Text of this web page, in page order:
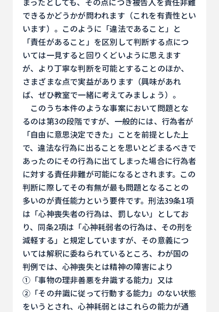
できるかどうかが問われます（これを有責性とい
います）。このように「違法であること」と
「責任があること」を区別して判断する点につ
いては一見すると回りくどいように思えます
が、より丁寧な判断を可能とすることのほか、
さまざまな点で実益があります（興味があれ
ば、ぜひ教室で一緒に考えてみましょう）。
このうち本件のような事案において問題とな
るのは第3の段階ですが、一般的には、行為者が
「自由に意思決定できた」ことを前提とした上
で、違法な行為に出ることを思いとどまるべきで
あったのにその行為に出てしまった場合に行為者
に対する責任非難が可能になるとされます。この
判断に際してその有無が最も問題となることの
多いのが責任能力という要件です。刑法39条1項
は「心神喪失者の行為は、罰しない」としてお
り、同条2項は「心神耗弱者の行為は、その刑を
減軽する」と規定していますが、その意義につ
いては解釈に委ねられているところ、わが国の
判例では、心神喪失とは精神の障害により
①「事物の理非善悪を弁識する能力」又は
②「その弁識に従って行動する能力」のない状態
をいうとされ、心神耗弱とはこれらの能力が通